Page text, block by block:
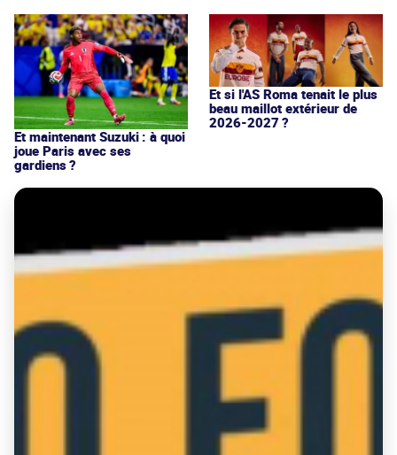
Et maintenant Suzuki : à quoi
joue Paris avec ses
gardiens ?
Et si l'AS Roma tenait le plus
beau maillot extérieur de
2026-2027 ?